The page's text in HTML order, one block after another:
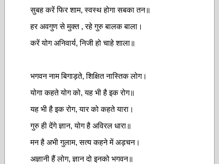
सुबह करें फिर शाम, स्वस्थ होगा सबका तन॥
हर अवगुण से मुक्त , रहे गुरु बालक बाला।
करें योग अनिवार्य, निजी हो चाहे शाला॥
भगवन नाम बिगाड़ते, शिक्षित नास्तिक लोग।
योगा कहते योग को, यह भी है इक रोग॥
यह भी है इक रोग, यार को कहते यारा।
गुरु ही देंगे ज्ञान, योग है अविरल धारा॥
मन है अभी गुलाम, सत्य कहने में अड़चन।
अज्ञानी हैं लोग, ज्ञान दो इनको भगवन॥